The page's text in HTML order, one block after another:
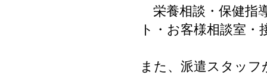
栄養相談・保健指
ト・お客様相談室・
また、派遣スタッ